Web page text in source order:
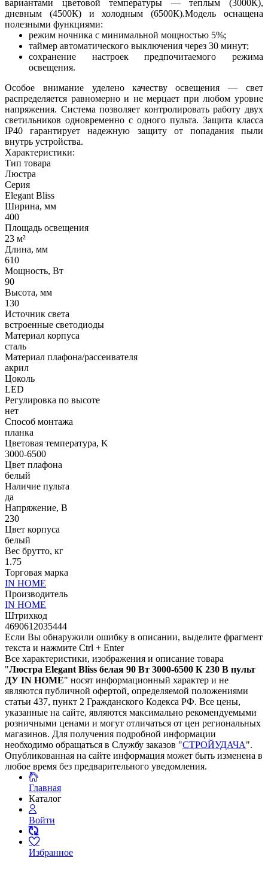
вариантами цветовой температуры — теплым (3000К),
дневным (4500К) и холодным (6500К).Модель оснащена
полезными функциями:
режим ночника с минимальной мощностью 5%;
таймер автоматического выключения через 30 минут;
сохранение настроек предпочитаемого режима
освещения.
Особое внимание уделено качеству освещения — свет
распределяется равномерно и не мерцает при любом уровне
напряжения. Система позволяет контролировать работу двух
светильников одновременно с одного пульта. Защита класса
IP40 гарантирует надежную защиту от попадания пыли
внутрь устройства.
Характеристики:
Тип товара
Люстра
Серия
Elegant Bliss
Ширина, мм
400
Площадь освещения
23 м²
Длина, мм
610
Мощность, Вт
90
Высота, мм
130
Источник света
встроенные светодиоды
Материал корпуса
сталь
Материал плафона/рассеивателя
акрил
Цоколь
LED
Регулировка по высоте
нет
Способ монтажа
планка
Цветовая температура, K
3000-6500
Цвет плафона
белый
Наличие пульта
да
Напряжение, В
230
Цвет корпуса
белый
Вес брутто, кг
1.75
Торговая марка
IN HOME
Производитель
IN HOME
Штрихкод
4690612035444
Если Вы обнаружили ошибку в описании, выделите фрагмент
текста и нажмите Ctrl + Enter
Все характеристики, изображения и описание товара
"Люстра Elegant Bliss белая 90 Вт 3000-6500 К 230 В пульт
ДУ IN HOME" носят информационный характер и не
являются публичной офертой, определяемой положениями
статьи 437, пункт 2 Гражданского Кодекса РФ. Все цены,
указанные на сайте, являются максимально рекомендуемыми
розничными ценами и могут отличаться от цен региональных
магазинов. Для получения подробной информации
необходимо обращаться в Службу заказов "СТРОЙУДАЧА".
Опубликованная на сайте информация может быть изменена в
любое время без предварительного уведомления.
Главная
Каталог
Войти
Избранное